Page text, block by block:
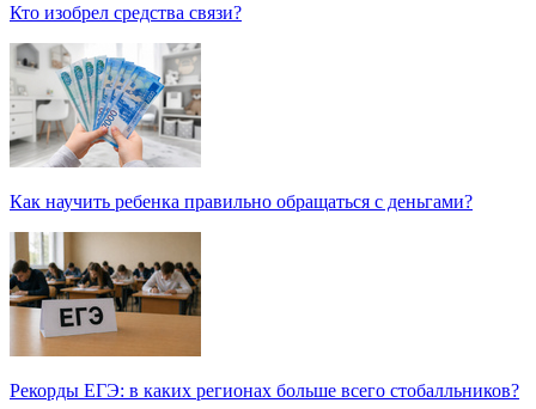
Кто изобрел средства связи?
Как научить ребенка правильно обращаться с деньгами?
Рекорды ЕГЭ: в каких регионах больше всего стобалльников?